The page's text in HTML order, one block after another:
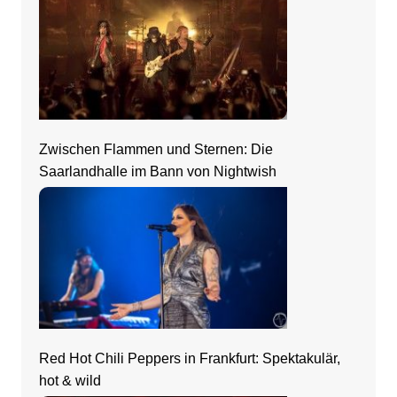
Zwischen Flammen und Sternen: Die
Saarlandhalle im Bann von Nightwish
Red Hot Chili Peppers in Frankfurt: Spektakulär,
hot & wild